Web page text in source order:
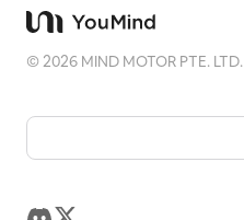
©2026 MIND MOTOR PTE. LTD.